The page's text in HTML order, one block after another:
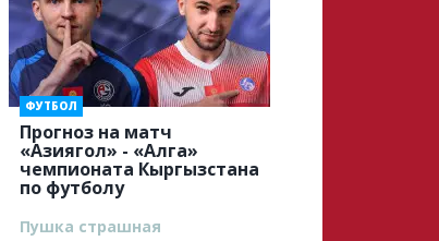
Прогноз на матч
«Азиягол» - «Алга»
чемпионата Кыргызстана
по футболу
ФУТБОЛ
Пушка страшная